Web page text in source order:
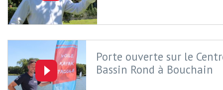
Porte ouverte sur le
Bassin Rond à Bouchain